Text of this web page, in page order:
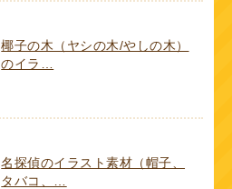
椰子の木（ヤシの木/やしの木）
のイラ…
名探偵のイラスト素材（帽子、
タバコ、…